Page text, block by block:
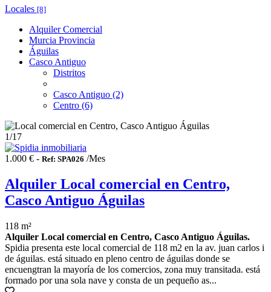
Locales [8]
Alquiler Comercial
Murcia Provincia
Águilas
Casco Antiguo
Distritos
Casco Antiguo (2)
Centro (6)
1/17
1.000 € - Ref: SPA026 /Mes
Alquiler Local comercial en Centro,
Casco Antiguo Águilas
118 m²
Alquiler Local comercial en Centro, Casco Antiguo Águilas.
Spidia presenta este local comercial de 118 m2 en la av. juan carlos i
de águilas. está situado en pleno centro de águilas donde se
encuengtran la mayoría de los comercios, zona muy transitada. está
formado por una sola nave y consta de un pequeño as...